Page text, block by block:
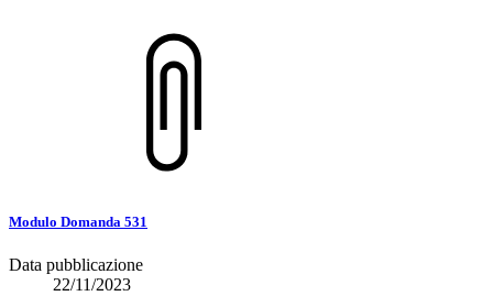
Modulo Domanda 531
Data pubblicazione
22/11/2023